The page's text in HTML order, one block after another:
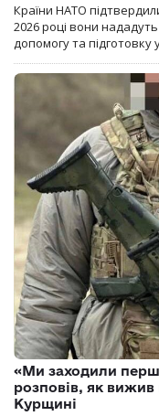
Країни НАТО
2026 році вони
допомогу та підготовку
«Ми заходили
розповів, як
Курщині